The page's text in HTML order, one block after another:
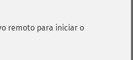
remoto para iniciar o